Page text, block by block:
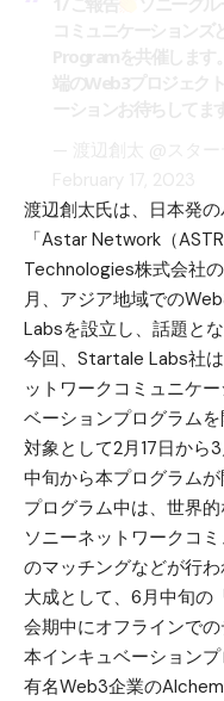
渡辺創太氏は、日本発
「Astar Network（
Technologies株式会社
月、アジア地域での
Labsを設立し、話題とな
今回、Startale Labs社
ットワークコミュニケ
ベーションプログラム
対象として2月17日から
中旬から本プログラムが
プログラム中は、世界
ソニーネットワークコ
のマッチングなどが行
大成として、6月中旬の
会期中にオフラインでの
本インキュベーションプ
有名Web3企業の